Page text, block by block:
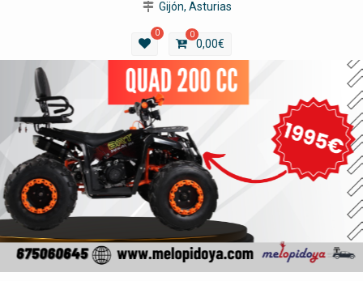
Gijón, Asturias
0 0
0,00€